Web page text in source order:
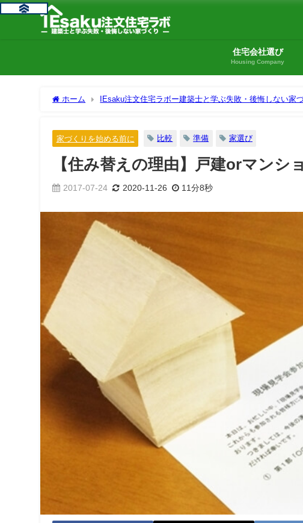
住宅会社選び
Housing Company
ホーム IEsaku注文住宅ラボー建築士と学ぶ失敗・後悔しない家
家づくりを始める前に 比較 準備 家選び
【住み替えの理由】戸建orマンシ
2017-07-24 2020-11-26 11分8秒